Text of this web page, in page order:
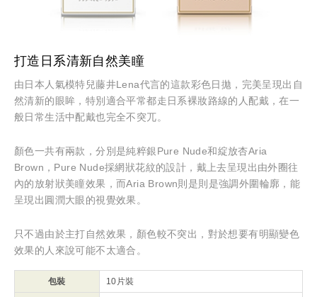
打造日系清新自然美瞳
由日本人氣模特兒藤井Lena代言的這款彩色日拋，完美呈現出自
然清新的眼眸，特別適合平常都走日系裸妝路線的人配戴，在一
般日常生活中配戴也完全不突兀。
顏色一共有兩款，分別是純粹銀Pure Nude和綻放杏Aria
Brown，Pure Nude採網狀花紋的設計，戴上去呈現出由外圈往
內的放射狀美瞳效果，而Aria Brown則是則是強調外圍輪廓，能
呈現出圓潤大眼的視覺效果。
只不過由於主打自然效果，顏色較不突出，對於想要有明顯變色
效果的人來說可能不太適合。
包裝 10片裝